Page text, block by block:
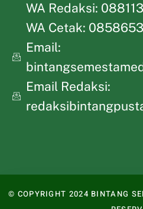
WA Redaksi:
WA Cetak:
Email:
Email Redaksi:
© COPYRIGHT 2024 BINTANG